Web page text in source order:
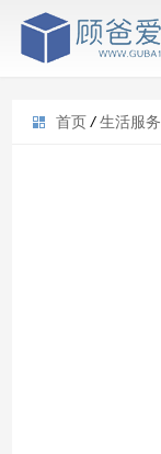
首页 / 生活服务